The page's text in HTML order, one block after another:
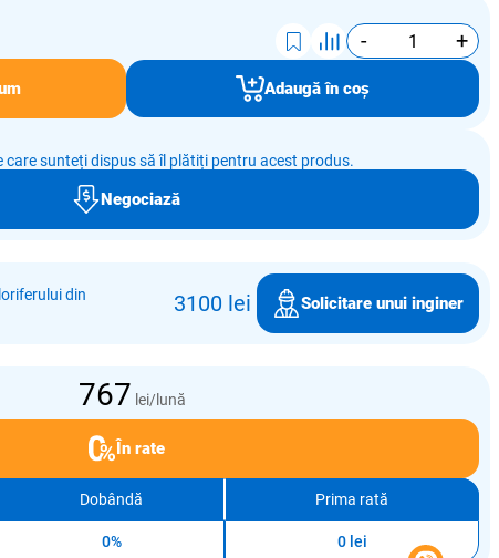
- +
Adaugă în coș
care sunteți dispus să îl plătiți pentru acest produs.
Negociază
din
3100 lei Solicitare unui inginer
767 lei/lună
În rate
Dobândă Prima rată
0% 0 lei